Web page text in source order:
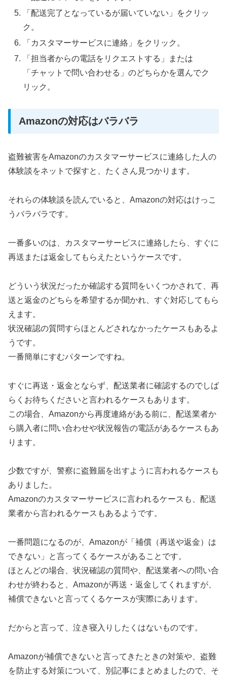
「配送完了となっているが届いていない」をクリッ
ク。
「カスタマーサービスに連絡」をクリック。
「担当者からの電話をリクエストする」または
「チャットで問い合わせる」のどちらかを選んでク
リック。
Amazonの対応はバラバラ
盗難被害をAmazonのカスタマーサービスに連絡した人の
体験談をネットで探すと、たくさん見つかります。
それらの体験談を読んでいると、Amazonの対応はけっこ
うバラバラです。
一番多いのは、カスタマーサービスに連絡したら、すぐに
再送または返金してもらえたというケースです。
どういう状況だったか確認する質問をいくつかされて、再
送と返金のどちらを希望するか聞かれ、すぐ対応してもら
えます。
状況確認の質問すらほとんどされなかったケースもあるよ
うです。
一番簡単にすむパターンですね。
すぐに再送・返金とならず、配送業者に確認するのでしば
らくお待ちくださいと言われるケースもあります。
この場合、Amazonから再度連絡がある前に、配送業者か
ら購入者に問い合わせや状況報告の電話があるケースもあ
ります。
少数ですが、警察に盗難届を出すように言われるケースも
ありました。
Amazonのカスタマーサービスに言われるケースも、配送
業者から言われるケースもあるようです。
一番問題になるのが、Amazonが「補償（再送や返金）は
できない」と言ってくるケースがあることです。
ほとんどの場合、状況確認の質問や、配送業者への問い合
わせが終わると、Amazonが再送・返金してくれますが、
補償できないと言ってくるケースが実際にあります。
だからと言って、泣き寝入りしたくはないものです。
Amazonが補償できないと言ってきたときの対策や、盗難
を防止する対策について、別記事にまとめましたので、そ